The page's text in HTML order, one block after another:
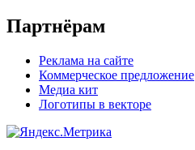
Партнёрам
Реклама на сайте
Коммерческое предложение
Медиа кит
Логотипы в векторе